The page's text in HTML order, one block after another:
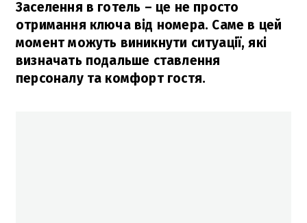
Заселення в готель – це не просто
отримання ключа від номера. Саме в цей
момент можуть виникнути ситуації, які
визначать подальше ставлення
персоналу та комфорт гостя.